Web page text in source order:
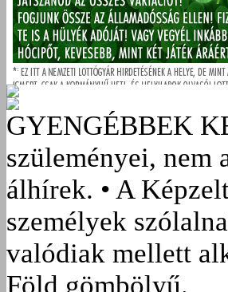
GYENGÉBBEK
szüleményei, nem
álhírek. • A
személyek
valódiak mellett
Föld gömbölyű.